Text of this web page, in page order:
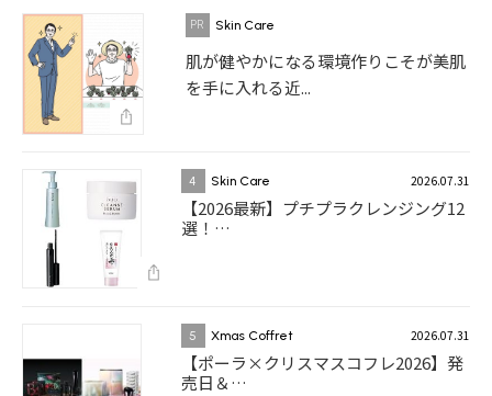
Skin Care
肌が健やかになる環境作りこそが美肌
を手に入れる近...
4 Skin Care 2026.07.31
【2026最新】プチプラクレンジング12
選！…
5 Xmas Coffret 2026.07.31
【ポーラ×クリスマスコフレ2026】発
売日＆…